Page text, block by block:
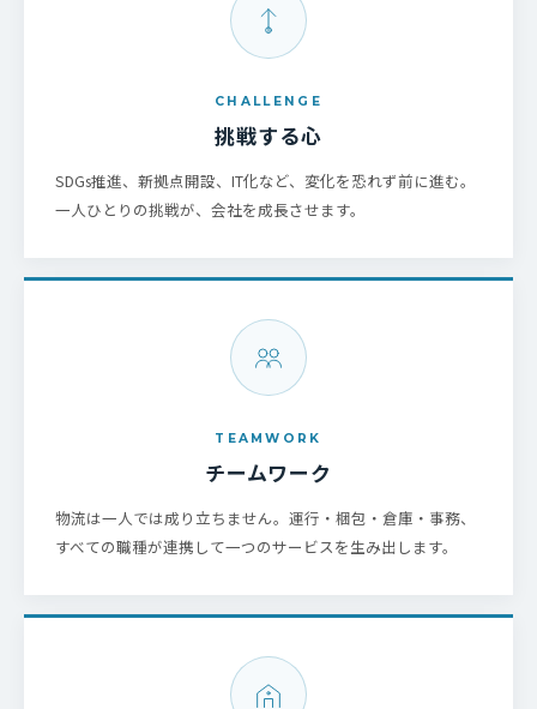
CHALLENGE
挑戦する心
SDGs推進、新拠点開設、IT化など、変化を恐れず前に進む。
一人ひとりの挑戦が、会社を成長させます。
TEAMWORK
チームワーク
物流は一人では成り立ちません。運行・梱包・倉庫・事務、
すべての職種が連携して一つのサービスを生み出します。